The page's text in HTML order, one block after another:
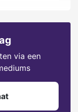
via een